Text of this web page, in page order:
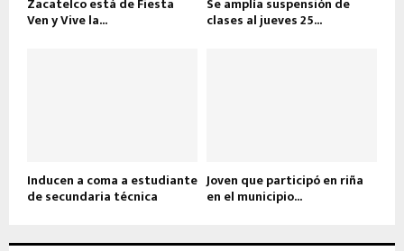
Zacatelco está de Fiesta
Ven y Vive la...
Se amplía suspensión de
clases al jueves 25...
Inducen a coma a estudiante
de secundaria técnica
Joven que participó en riña
en el municipio...